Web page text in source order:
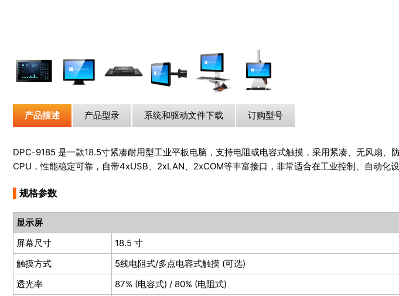
产品描述 产品型录 系统和驱动文件下载 订购型号
DPC-9185 是一款18.5寸紧凑耐用型工业平板电脑，支持电阻或电容式触摸，采用紧凑、无风扇
CPU，性能稳定可靠，自带4xUSB、2xLAN、2xCOM等丰富接口，非常适合在工业控制、自动化设
规格参数
显示屏
屏幕尺寸
18.5 寸
触摸方式
5线电阻式/多点电容式触摸 (可选)
透光率
87% (电容式) / 80% (电阻式)